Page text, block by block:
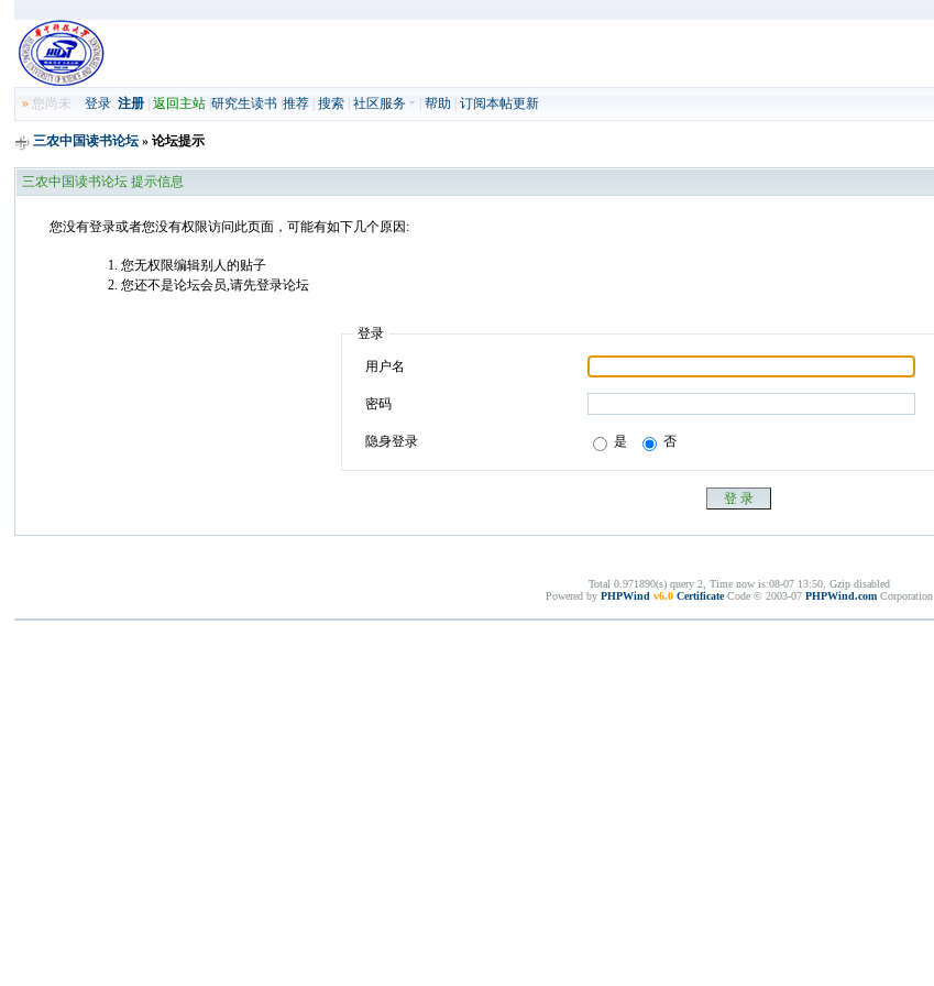
» 您尚未登录 注册 |返回主站 |研究生读书 |推荐 |搜索 |社区服务 |帮助 |订阅本帖更新
三农中国读书论坛 » 论坛提示
三农中国读书论坛 提示信息
您没有登录或者您没有权限访问此页面，可能有如下几个原因:
您无权限编辑别人的贴子
您还不是论坛会员,请先登录论坛
登录
用户名
密码
隐身登录 是 否
Total 0.971890(s) query 2, Time now is:08-07 13:50, Gzip disabled
Powered by PHPWind v6.0 CertificateCode © 2003-07 PHPWind.com Corporation